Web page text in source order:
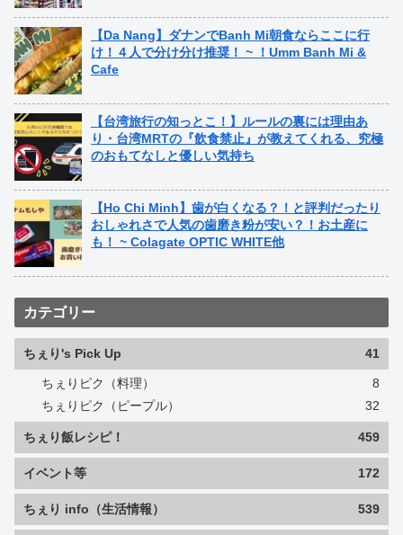
【Da Nang】ダナンでBanh Mi朝食ならここに行
け！４人で分け分け推奨！ ~ ！Umm Banh Mi &
Cafe
【台湾旅行の知っとこ！】ルールの裏には理由あ
り・台湾MRTの『飲食禁止』が教えてくれる、究極
のおもてなしと優しい気持ち
【Ho Chi Minh】歯が白くなる？！と評判だったり
おしゃれさで人気の歯磨き粉が安い？！お土産に
も！ ~ Colagate OPTIC WHITE他
カテゴリー
ちぇり's Pick Up 41
ちぇりピク（料理）
8
ちぇりピク（ピープル）
32
ちぇり飯レシピ！ 459
イベント等 172
ちぇり info（生活情報） 539